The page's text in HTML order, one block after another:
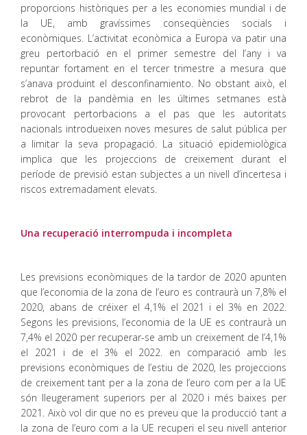
proporcions històriques per a les economies mundial i de
la UE, amb gravíssimes conseqüències socials i
econòmiques. L’activitat econòmica a Europa va patir una
greu pertorbació en el primer semestre del l’any i va
repuntar fortament en el tercer trimestre a mesura que
s’anava produint el desconfinamiento. No obstant això, el
rebrot de la pandèmia en les últimes setmanes està
provocant pertorbacions a el pas que les autoritats
nacionals introdueixen noves mesures de salut pública per
a limitar la seva propagació. La situació epidemiològica
implica que les projeccions de creixement durant el
període de previsió estan subjectes a un nivell d’incertesa i
riscos extremadament elevats.
Una recuperació interrompuda i incompleta
Les previsions econòmiques de la tardor de 2020 apunten
que l’economia de la zona de l’euro es contraurà un 7,8% el
2020, abans de créixer el 4,1% el 2021 i el 3% en 2022.
Segons les previsions, l’economia de la UE es contraurà un
7,4% el 2020 per recuperar-se amb un creixement de l’4,1%
el 2021 i de el 3% el 2022. en comparació amb les
previsions econòmiques de l’estiu de 2020, les projeccions
de creixement tant per a la zona de l’euro com per a la UE
són lleugerament superiors per al 2020 i més baixes per
2021. Això vol dir que no es preveu que la producció tant a
la zona de l’euro com a la UE recuperi el seu nivell anterior